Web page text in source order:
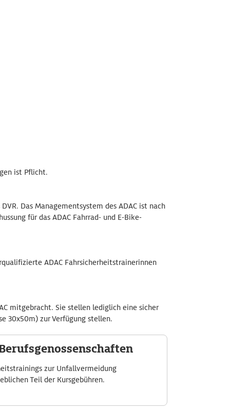
ist Pflicht.
Das Managementsystem des ADAC ist nach
für das ADAC Fahrrad- und E-Bike-
ADAC Fahrsicherheitstrainerinnen
mitgebracht. Sie stellen lediglich eine sicher
30x50m) zur Verfügung stellen.
zur Unfallvermeidung
Teil der Kursgebühren.